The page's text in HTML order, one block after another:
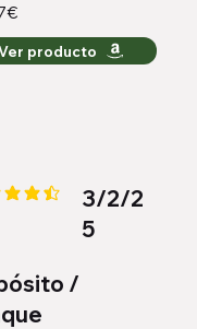
producto
promedio es 4.6
3/2/2
5
/